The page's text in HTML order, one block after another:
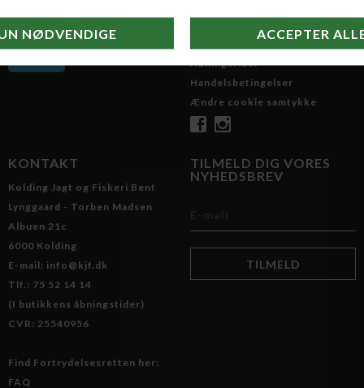
INFORMATION
Åbningstider
Handelsbetingelser
Ændre cookie samtykke
KONTAKT
Kolding Jagt og Fiskeri Bent
Lynggaard - Torben Madsen
Albuen 21c
6000 Kolding
E-mail: info@kjf.dk
Tlf.: 75 52 14 14
(I butikkens åbningstider)
CVR: 25540956
Find Fortrydelsesretten her:
FAQ
TILMELD DIG VORES
NYHEDSBREV